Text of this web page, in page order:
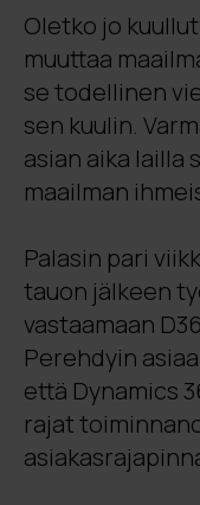
Oletko jo
muuttaa
se todellinen
sen kuulin.
asian aika lailla
maailman
Palasin pari
tauon jälkeen
vastaamaan
Perehdyin
että Dynamics
rajat